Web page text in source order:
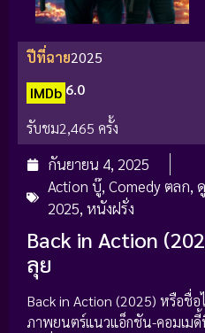
ปีที่ฉาย2025
IMDb 6.0
รับชม2,465 ครั้ง
กันยายน 4, 2025
Action บู๊, Comedy ตลก,
2025, หนังฝรั่ง
Back in Action
ลุย
Back in Action (2025) หรือชื่
ภาพยนตร์แนวแอ็กชัน-คอมเมดี้